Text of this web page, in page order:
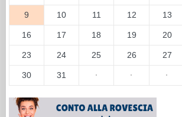
9 10 11 12 13
16 17 18 19 20
23 24 25 26 27
30 31 · · ·